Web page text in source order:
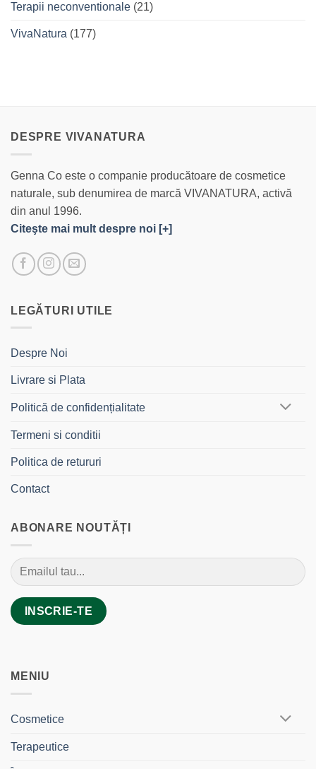
Terapii neconventionale (21)
VivaNatura (177)
DESPRE VIVANATURA
Genna Co este o companie producătoare de cosmetice
naturale, sub denumirea de marcă VIVANATURA, activă
din anul 1996.
Citeşte mai mult despre noi [+]
LEGĂTURI UTILE
Despre Noi
Livrare si Plata
Politică de confidențialitate
Termeni si conditii
Politica de retururi
Contact
ABONARE NOUTĂȚI
MENIU
Cosmetice
Terapeutice